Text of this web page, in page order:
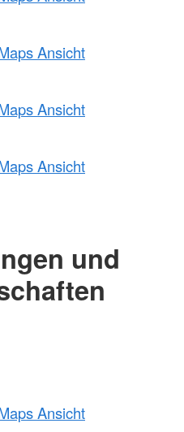
Ansicht
Ansicht
Ansicht
und
Ansicht